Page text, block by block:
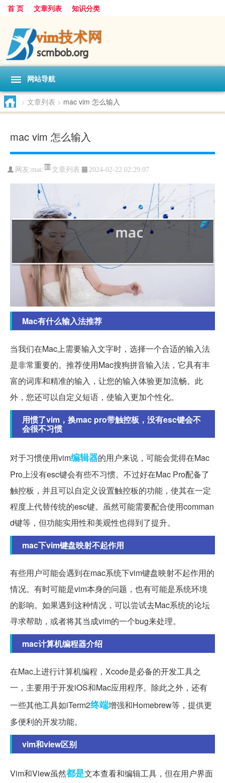
首 页 文章列表 知识分类
网站导航
> 文章列表 > mac vim 怎么输入
mac vim 怎么输入
网友:mac 文章列表 2024-02-22 02:29:07
Mac有什么输入法推荐
当我们在Mac上需要输入文字时，选择一个合适的输入法
是非常重要的。推荐使用Mac搜狗拼音输入法，它具有丰
富的词库和精准的输入，让您的输入体验更加流畅。此
外，您还可以自定义短语，使输入更加个性化。
用惯了vim，换mac pro带触控板，没有esc键会不
会很不习惯
对于习惯使用vim编辑器的用户来说，可能会觉得在Mac
Pro上没有esc键会有些不习惯。不过好在Mac Pro配备了
触控板，并且可以自定义设置触控板的功能，使其在一定
程度上代替传统的esc键。虽然可能需要配合使用comman
d键等，但功能实用性和美观性也得到了提升。
mac下vim键盘映射不起作用
有些用户可能会遇到在mac系统下vim键盘映射不起作用的
情况。有时可能是vim本身的问题，也有可能是系统环境
的影响。如果遇到这种情况，可以尝试去Mac系统的论坛
寻求帮助，或者将其当成vim的一个bug来处理。
mac计算机编程器介绍
在Mac上进行计算机编程，Xcode是必备的开发工具之
一，主要用于开发iOS和Mac应用程序。除此之外，还有
一些其他工具如iTerm2终端增强和Homebrew等，提供更
多便利的开发功能。
vim和view区别
Vim和View虽然都是文本查看和编辑工具，但在用户界面